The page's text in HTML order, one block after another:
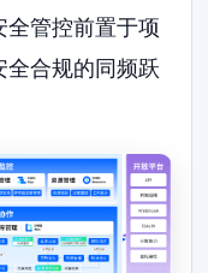
全管控前置于项
全合规的同频跃